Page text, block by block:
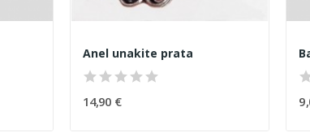
Anel unakite prata
14,90 €